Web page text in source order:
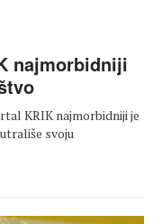
najmorbidniji
KRIK najmorbidniji je
svoju